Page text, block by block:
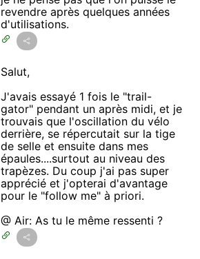
revendre après quelques années
d'utilisations.
Salut,
J'avais essayé 1 fois le "trail-
gator" pendant un après midi, et je
trouvais que l'oscillation du vélo
derrière, se répercutait sur la tige
de selle et ensuite dans mes
épaules....surtout au niveau des
trapèzes. Du coup j'ai pas super
apprécié et j'opterai d'avantage
pour le "follow me" à priori.
@ Air: As tu le même ressenti ?